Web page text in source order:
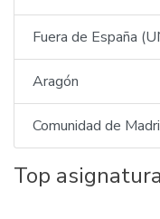
Fuera de España
Aragón
Comunidad de
Top